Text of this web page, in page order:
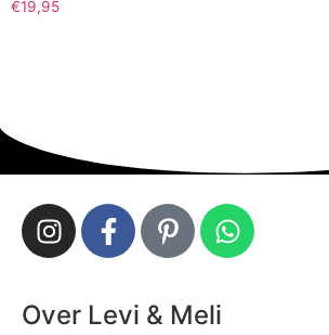
€19,95
Over Levi & Meli